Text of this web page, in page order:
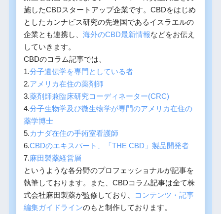
施したCBDスタートアップ企業です。CBDをはじめ
としたカンナビス研究の先進国であるイスラエルの
企業とも連携し、 海外のCBD最新情報などをお伝え
していきます。
CBDのコラム記事では、
1.分子遺伝学を専門としている者
2.アメリカ在住の薬剤師
3.薬剤師兼臨床研究コーディネーター(CRC)
4.分子生物学及び微生物学が専門のアメリカ在住の
薬学博士
5.カナダ在住の手術室看護師
6.CBDのエキスパート、「THE CBD」製品開発者
7.麻田製薬経営層
というような各分野のプロフェッショナルが記事を
執筆しております。また、CBDコラム記事は全て株
式会社麻田製薬が監修しており、
コンテンツ・記事
編集ガイドラインのもと制作しております。